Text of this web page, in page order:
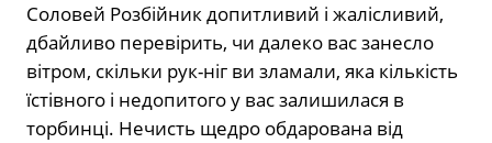
Соловей Розбійник допитливий і жалісливий,
дбайливо перевірить, чи далеко вас занесло
вітром, скільки рук-ніг ви зламали, яка кількість
їстівного і недопитого у вас залишилася в
торбинці. Нечисть щедро обдарована від